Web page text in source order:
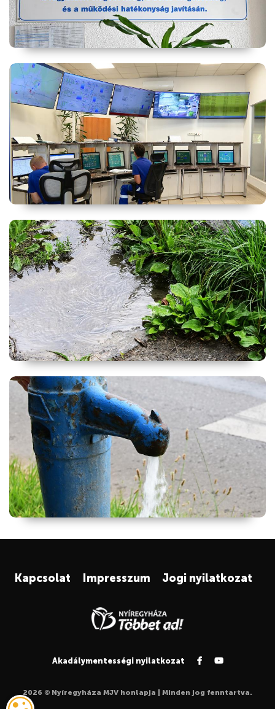
Kapcsolat Impresszum Jogi nyilatkozat
Akadálymentességi nyilatkozat
2026 © Nyíregyháza MJV honlapja | Minden jog fenntartva.